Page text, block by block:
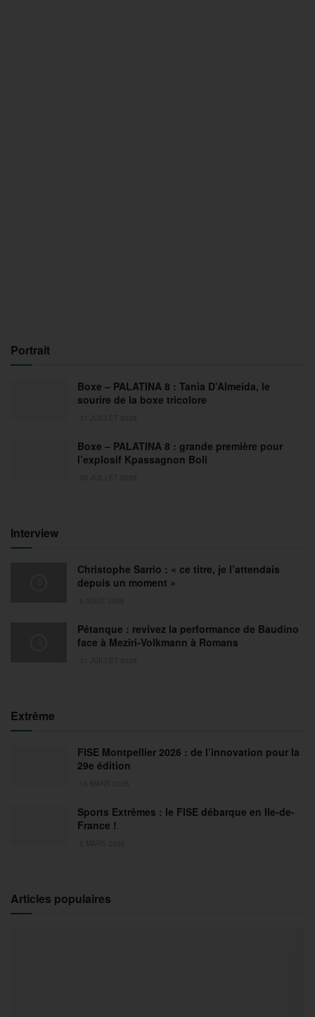
Portrait
Boxe – PALATINA 8 : Tania D’Almeida, le
sourire de la boxe tricolore
Boxe – PALATINA 8 : grande première pour
l’explosif Kpassagnon Boli
Interview
Christophe Sarrio : « ce titre, je l’attendais
depuis un moment »
Pétanque : revivez la performance de Baudino
face à Meziri-Volkmann à Romans
Extrême
FISE Montpellier 2026 : de l’innovation pour la
29e édition
Sports Extrêmes : le FISE débarque en Ile-de-
France !
Articles populaires